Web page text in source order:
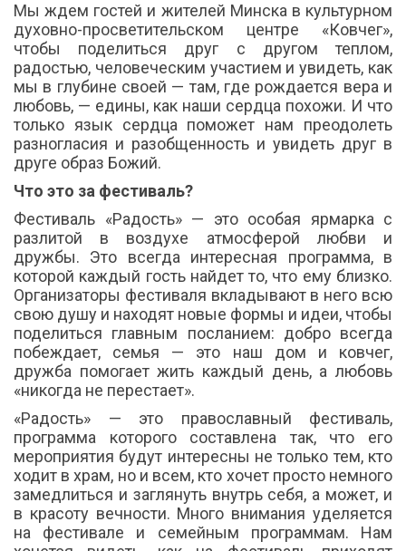
Мы ждем гостей и жителей Минска в культурном
духовно-просветительском центре «Ковчег»,
чтобы поделиться друг с другом теплом,
радостью, человеческим участием и увидеть, как
мы в глубине своей — там, где рождается вера и
любовь, — едины, как наши сердца похожи. И что
только язык сердца поможет нам преодолеть
разногласия и разобщенность и увидеть друг в
друге образ Божий.
Что это за фестиваль?
Фестиваль «Радость» — это особая ярмарка с
разлитой в воздухе атмосферой любви и
дружбы. Это всегда интересная программа, в
которой каждый гость найдет то, что ему близко.
Организаторы фестиваля вкладывают в него всю
свою душу и находят новые формы и идеи, чтобы
поделиться главным посланием: добро всегда
побеждает, семья — это наш дом и ковчег,
дружба помогает жить каждый день, а любовь
«никогда не перестает».
«Радость» — это православный фестиваль,
программа которого составлена так, что его
мероприятия будут интересны не только тем, кто
ходит в храм, но и всем, кто хочет просто немного
замедлиться и заглянуть внутрь себя, а может, и
в красоту вечности. Много внимания уделяется
на фестивале и семейным программам. Нам